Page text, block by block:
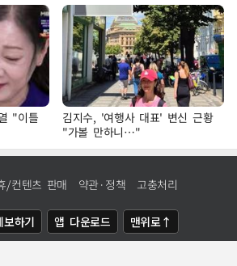
"이틀
김지수, '여행사 대표' 변신 근황
"가볼 만하니…"
/컨텐츠 판매 약관·정책 고충처리
보하기 앱 다운로드 맨위로↑